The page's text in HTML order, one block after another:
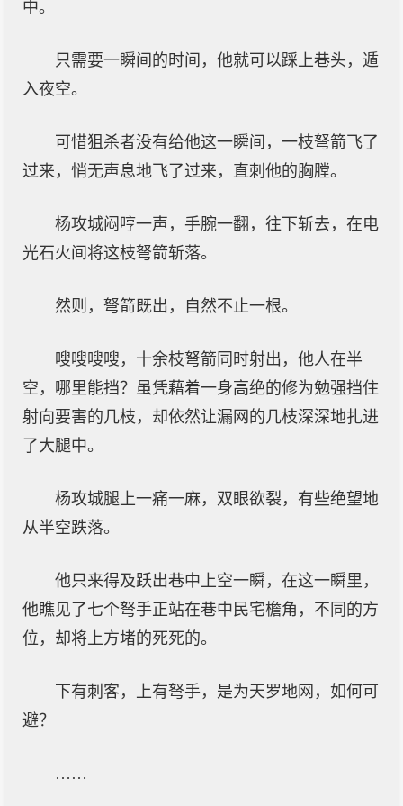
中。
只需要一瞬间的时间，他就可以踩上巷头，遁
入夜空。
可惜狙杀者没有给他这一瞬间，一枝弩箭飞了
过来，悄无声息地飞了过来，直刺他的胸膛。
杨攻城闷哼一声，手腕一翻，往下斩去，在电
光石火间将这枝弩箭斩落。
然则，弩箭既出，自然不止一根。
嗖嗖嗖嗖，十余枝弩箭同时射出，他人在半
空，哪里能挡？虽凭藉着一身高绝的修为勉强挡住
射向要害的几枝，却依然让漏网的几枝深深地扎进
了大腿中。
杨攻城腿上一痛一麻，双眼欲裂，有些绝望地
从半空跌落。
他只来得及跃出巷中上空一瞬，在这一瞬里，
他瞧见了七个弩手正站在巷中民宅檐角，不同的方
位，却将上方堵的死死的。
下有刺客，上有弩手，是为天罗地网，如何可
避？
……